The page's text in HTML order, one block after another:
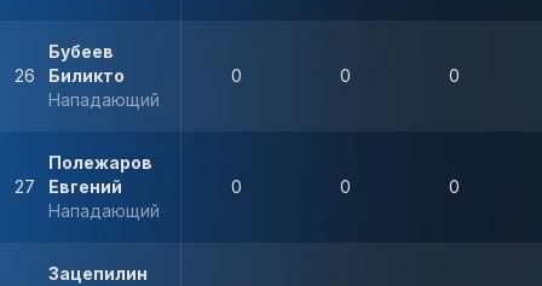
26
Бубеев
Биликто
Нападающий
0 0 0
27
Полежаров
Евгений
Нападающий
0 0 0
Зацепилин